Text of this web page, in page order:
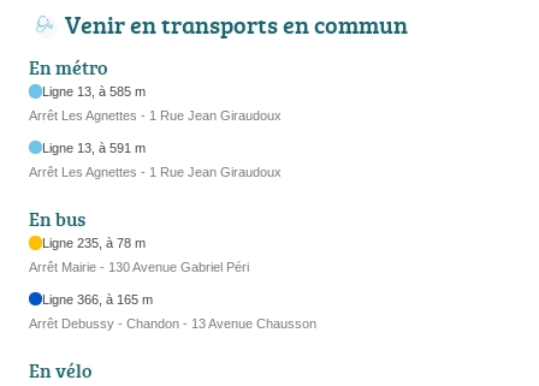
Venir en transports en commun
En métro
Ligne 13, à 585 m
Arrêt Les Agnettes - 1 Rue Jean Giraudoux
Ligne 13, à 591 m
Arrêt Les Agnettes - 1 Rue Jean Giraudoux
En bus
Ligne 235, à 78 m
Arrêt Mairie - 130 Avenue Gabriel Péri
Ligne 366, à 165 m
Arrêt Debussy - Chandon - 13 Avenue Chausson
En vélo